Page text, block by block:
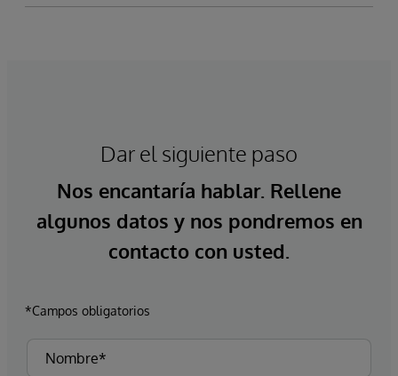
Dar el siguiente paso
Nos encantaría hablar. Rellene
algunos datos y nos pondremos en
contacto con usted.
*Campos obligatorios